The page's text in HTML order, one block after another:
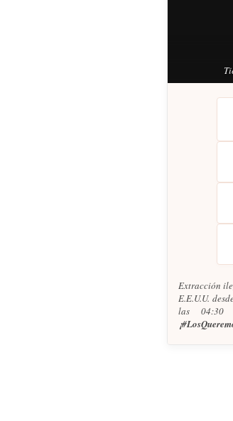
Extracción
E.E.U.U.
las 04:30